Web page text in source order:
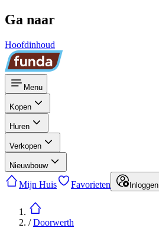
Ga naar
Hoofdinhoud
Menu
Kopen
Huren
Verkopen
Nieuwbouw
Mijn Huis Favorieten Inloggen
/Doorwerth